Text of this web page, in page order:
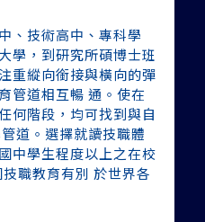
、技術高中、專科學
學，到研究所碩博士班
重縱向銜接與橫向的彈
管道相互暢 通。使在
何階段，均可找到與自
道。選擇就讀技職體
中學生程度以上之在校
職教育有別 於世界各